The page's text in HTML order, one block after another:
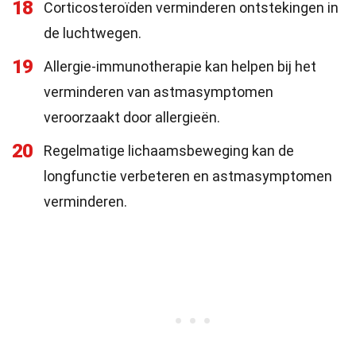
18
Corticosteroïden verminderen ontstekingen in
de luchtwegen.
19
Allergie-immunotherapie kan helpen bij het
verminderen van astmasymptomen
veroorzaakt door allergieën.
20
Regelmatige lichaamsbeweging kan de
longfunctie verbeteren en astmasymptomen
verminderen.